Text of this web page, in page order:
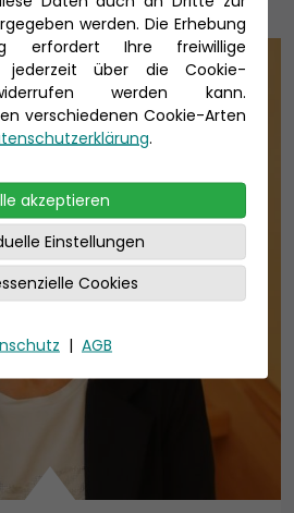
werden. Die Erhebung
erfordert Ihre freiwillige
jederzeit über die Cookie-
werden kann.
verschiedenen Cookie-Arten
.
akzeptieren
Einstellungen
Cookies
| AGB